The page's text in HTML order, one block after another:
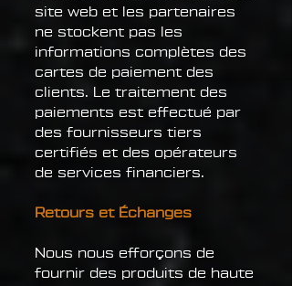
site web et les partenaires
ne stockent pas les
informations complètes des
cartes de paiement des
clients. Le traitement des
paiements est effectué par
des fournisseurs tiers
certifiés et des opérateurs
de services financiers.
Retours et Échanges
Nous nous efforçons de
fournir des produits de haute